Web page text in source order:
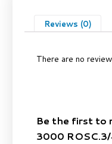
Reviews (0)
There are no
Be the first to
3000